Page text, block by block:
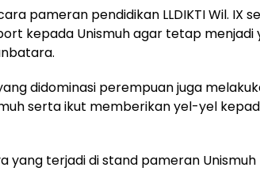
pameran pendidikan LLDIKTI Wil. IX
kepada Unismuh agar tetap menjadi
didominasi perempuan juga
serta ikut memberikan yel-yel
yang terjadi di stand pameran Unismuh